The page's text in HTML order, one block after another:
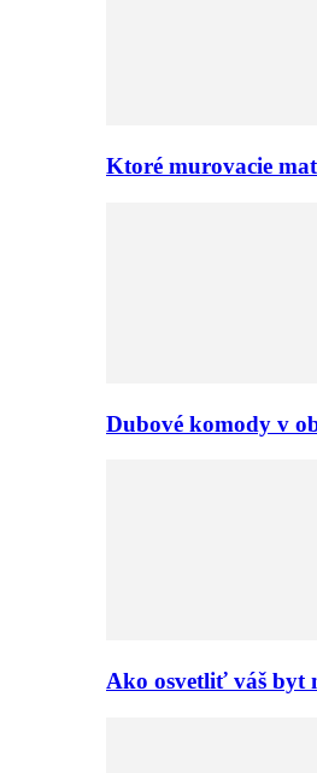
Ktoré murovacie
Dubové komody v
Ako osvetliť váš byt